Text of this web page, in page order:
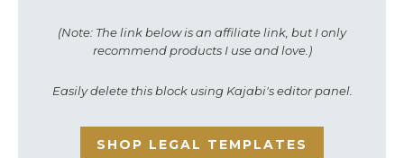
(Note: The link below is an affiliate link, but I only
recommend products I use and love.)
Easily delete this block using Kajabi's editor panel.
SHOP LEGAL TEMPLATES